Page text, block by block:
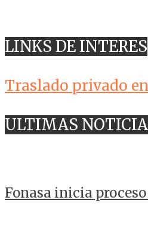
LINKS DE INTERES
Traslado privado
ULTIMAS
Fonasa inicia